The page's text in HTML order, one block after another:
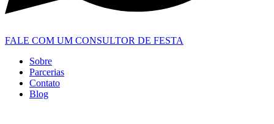
FALE COM UM CONSULTOR DE FESTA
Sobre
Parcerias
Contato
Blog